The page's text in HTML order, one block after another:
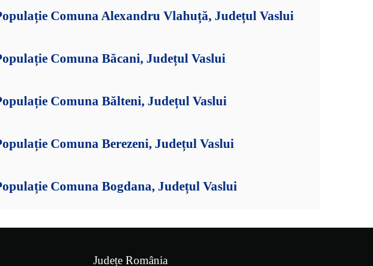
Comuna Alexandru Vlahuță, Județul Vaslui
Comuna Băcani, Județul Vaslui
Comuna Bălteni, Județul Vaslui
Comuna Berezeni, Județul Vaslui
Comuna Bogdana, Județul Vaslui
Județe România